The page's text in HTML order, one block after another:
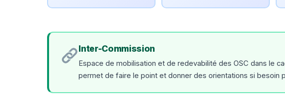
Inter-Commission
Espace de mobilisation et de redevabilité des OSC dans le
permet de faire le point et donner des orientations si besoin